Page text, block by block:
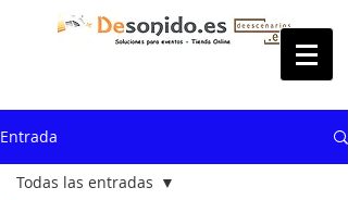
Entrada
Todas las entradas